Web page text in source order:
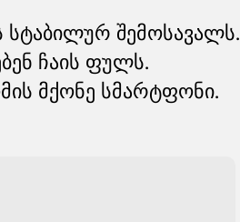
სტაბილურ შემოსავალს.
ჩაის ფულს.
მქონე სმარტფონი.